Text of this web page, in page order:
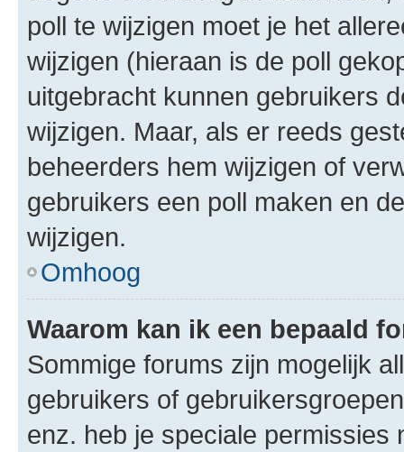
poll te wijzigen moet je het
wijzigen (hieraan is de poll
uitgebracht kunnen gebruikers
wijzigen. Maar, als er reeds
beheerders hem wijzigen of
gebruikers een poll maken en
wijzigen.
Omhoog
Waarom kan ik een bepaald
Sommige forums zijn mogelijk
gebruikers of
enz. heb je speciale permissies